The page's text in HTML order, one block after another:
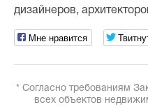
дизайнеров,
Мне нравится
* Согласно требованиям
всех объектов